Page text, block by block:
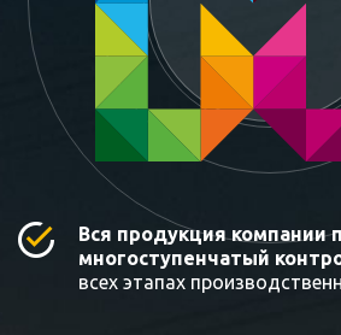
Вся продукция компании
многоступенчатый
всех этапах